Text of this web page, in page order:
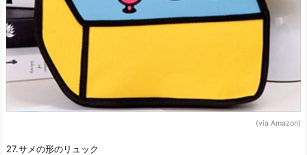
(via Amazon)
27.サメの形のリュック